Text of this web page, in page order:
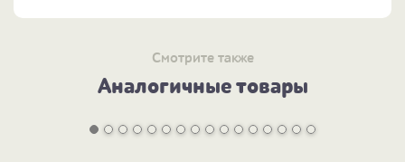
Смотрите также
Аналогичные товары